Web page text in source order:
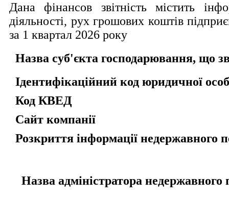
Дана фінансов звітність містить
діяльності, рух грошових коштів
за 1 квартал 2026 року
Назва суб'єкта господарювання, що
Ідентифікаційний код юридичної
Код КВЕД
Сайт компанії
Розкриття інформації недержавного
Назва адміністратора недержавного